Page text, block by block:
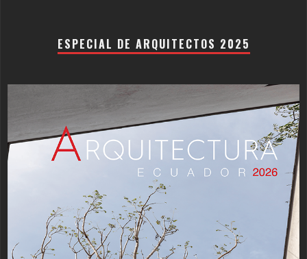
ESPECIAL DE ARQUITECTOS 2025